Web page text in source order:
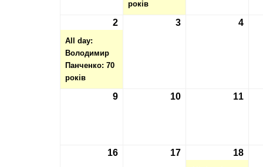
років
2
All day:
Володимир
Панченко: 70
років
3 4
9 10 11
16 17 18